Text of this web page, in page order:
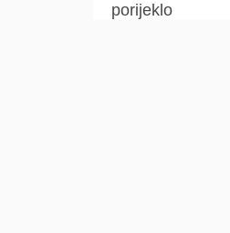
porijeklo